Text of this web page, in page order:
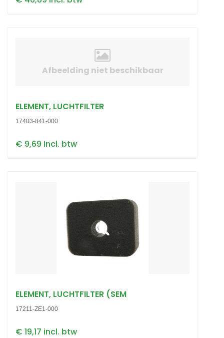
Afbeelding niet beschikbaar
ELEMENT, LUCHTFILTER
17403-841-000
€ 9,69 incl. btw
ELEMENT, LUCHTFILTER (SEM
17211-ZE1-000
€ 19,17 incl. btw